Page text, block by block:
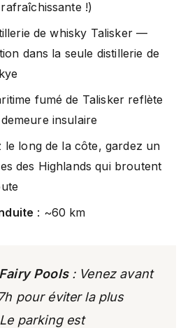
!)
de whisky Talisker —
dans la seule distillerie de
fumé de Talisker reflète
insulaire
le long de la côte, gardez un
des Highlands qui broutent
: ~60 km
Pools: Venez avant
pour éviter la plus
parking est